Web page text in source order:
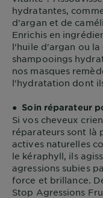
hydratantes,
d'argan et de
Enrichis en
l'huile d'argan ou
shampooings
nos masques
l'hydratation dont
● Soin réparateur
Si vos cheveux
réparateurs sont là
actives naturelles
le kéraphyll, ils
agressions subies
force et brillance.
Stop Agressions